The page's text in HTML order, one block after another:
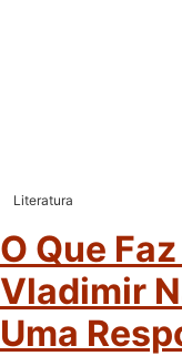
Literatura
O Que
Vladimir
Uma